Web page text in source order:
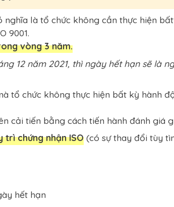
nghĩa là tổ chức không cần thực hiện
9001.
vòng 3 năm.
12 năm 2021, thì ngày hết hạn sẽ là
tổ chức không thực hiện bất kỳ hành
cải tiến bằng cách tiến hành đánh giá
trì chứng nhận ISO (có sự thay đổi tùy
hết hạn